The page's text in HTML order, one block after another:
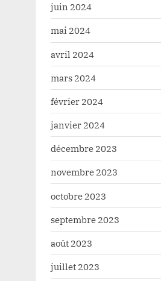
juin 2024
mai 2024
avril 2024
mars 2024
février 2024
janvier 2024
décembre 2023
novembre 2023
octobre 2023
septembre 2023
août 2023
juillet 2023